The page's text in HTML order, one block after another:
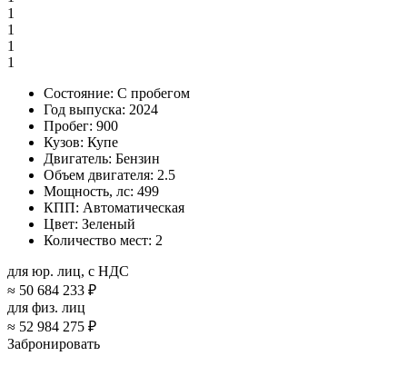
1
1
1
1
Состояние: С пробегом
Год выпуска: 2024
Пробег: 900
Кузов: Купе
Двигатель: Бензин
Объем двигателя: 2.5
Мощность, лс: 499
КПП: Автоматическая
Цвет: Зеленый
Количество мест: 2
для юр. лиц, с НДС
≈ 50 684 233 ₽
для физ. лиц
≈ 52 984 275 ₽
Забронировать